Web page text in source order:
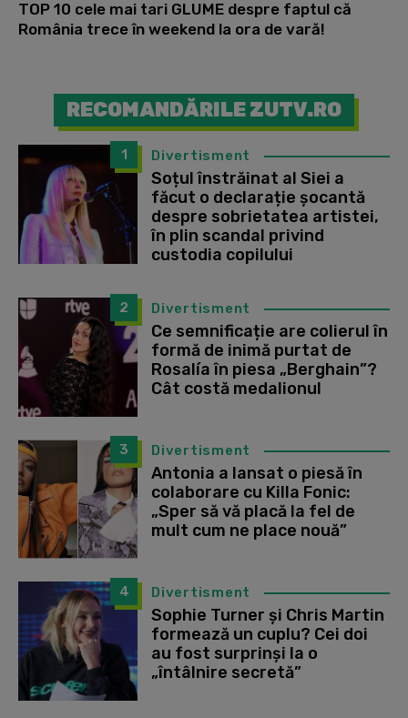
TOP 10 cele mai tari GLUME despre faptul că
România trece în weekend la ora de vară!
RECOMANDĂRILE ZUTV.RO
1 Divertisment
Soțul înstrăinat al Siei a
făcut o declarație șocantă
despre sobrietatea artistei,
în plin scandal privind
custodia copilului
2 Divertisment
Ce semnificație are colierul în
formă de inimă purtat de
Rosalía în piesa „Berghain”?
Cât costă medalionul
3 Divertisment
Antonia a lansat o piesă în
colaborare cu Killa Fonic:
„Sper să vă placă la fel de
mult cum ne place nouă”
4 Divertisment
Sophie Turner și Chris Martin
formează un cuplu? Cei doi
au fost surprinși la o
„întâlnire secretă”